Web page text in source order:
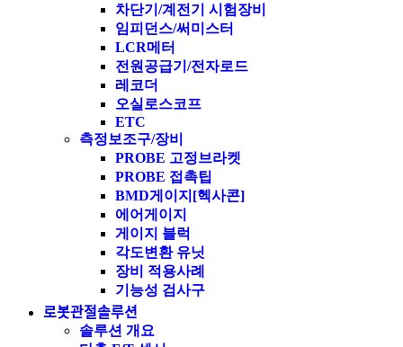
차단기/계전기 시험장비
임피던스/써미스터
LCR메터
전원공급기/전자로드
레코더
오실로스코프
ETC
측정보조구/장비
PROBE 고정브라켓
PROBE 접촉팁
BMD게이지[헥사콘]
에어게이지
게이지 블럭
각도변환 유닛
장비 적용사례
기능성 검사구
로봇관절솔루션
솔루션 개요